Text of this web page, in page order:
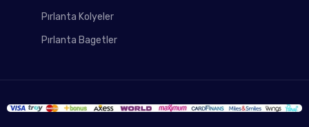
Pırlanta Kolyeler
Pırlanta Bagetler